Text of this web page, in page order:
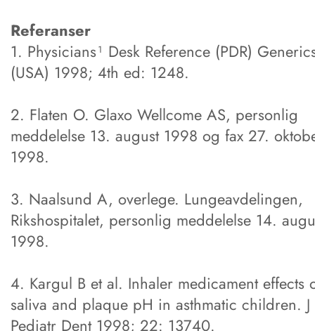
Referanser
1. Physicians¹ Desk Reference (PDR)
(USA) 1998; 4th ed: 1248.
2. Flaten O. Glaxo Wellcome AS, personlig
meddelelse 13. august 1998 og fax 27.
1998.
3. Naalsund A, overlege. Lungeavdelingen,
Rikshospitalet, personlig meddelelse 14.
1998.
4. Kargul B et al. Inhaler medicament effects
saliva and plaque pH in asthmatic children.
Pediatr Dent 1998; 22: 137­40.